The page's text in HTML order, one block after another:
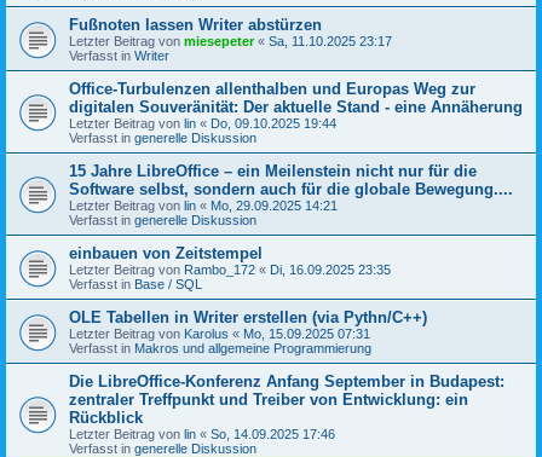
Fußnoten lassen Writer abstürzen
Letzter Beitrag von miesepeter« Sa, 11.10.2025 23:17
Verfasst in Writer
Office-Turbulenzen allenthalben und Europas Weg zur
digitalen Souveränität: Der aktuelle Stand - eine Annäherung
Letzter Beitrag von lin « Do, 09.10.2025 19:44
Verfasst in generelle Diskussion
15 Jahre LibreOffice – ein Meilenstein nicht nur für die
Software selbst, sondern auch für die globale Bewegung....
Letzter Beitrag von lin « Mo, 29.09.2025 14:21
Verfasst in generelle Diskussion
einbauen von Zeitstempel
Letzter Beitrag von Rambo_172 « Di, 16.09.2025 23:35
Verfasst in Base / SQL
OLE Tabellen in Writer erstellen (via Pythn/C++)
Letzter Beitrag von Karolus « Mo, 15.09.2025 07:31
Verfasst in Makros und allgemeine Programmierung
Die LibreOffice-Konferenz Anfang September in Budapest:
zentraler Treffpunkt und Treiber von Entwicklung: ein
Rückblick
Letzter Beitrag von lin « So, 14.09.2025 17:46
Verfasst in generelle Diskussion